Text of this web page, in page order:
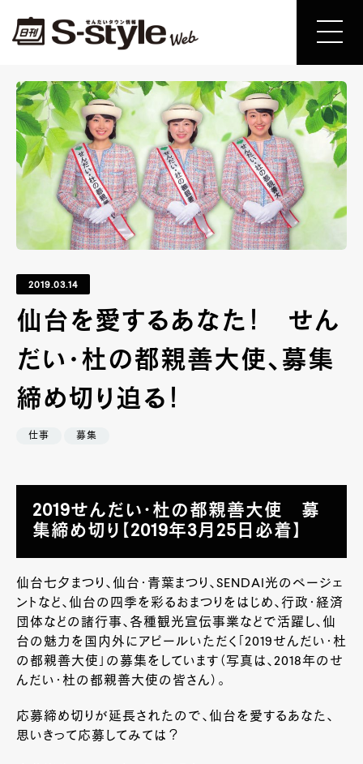
2019.03.14
仙台を愛するあなた！ せん
だい・杜の都親善大使、募集
締め切り迫る！
仕事 募集
2019せんだい・杜の都親善大使 募
集締め切り【2019年3月25日必着】
仙台七夕まつり、仙台・青葉まつり、SENDAI光のページェ
ントなど、仙台の四季を彩るおまつりをはじめ、行政・経済
団体などの諸行事、各種観光宣伝事業などで活躍し、仙
台の魅力を国内外にアピールいただく「2019せんだい・杜
の都親善大使」の募集をしています（写真は、2018年のせ
んだい・杜の都親善大使の皆さん）。
応募締め切りが延長されたので、仙台を愛するあなた、
思いきって応募してみては？